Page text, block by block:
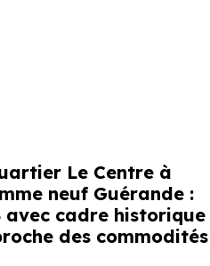
Le Centre à
neuf Guérande :
avec cadre historique
des commodités